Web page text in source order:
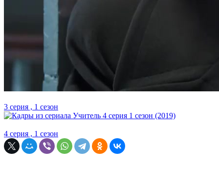
3 серия , 1 сезон
4 серия , 1 сезон